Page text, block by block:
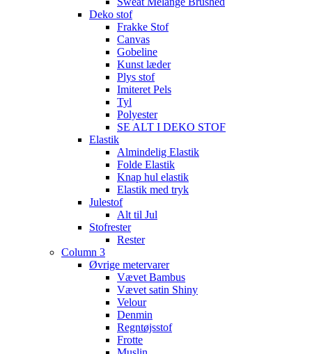
Deko stof
Frakke Stof
Canvas
Gobeline
Kunst læder
Plys stof
Imiteret Pels
Tyl
Polyester
SE ALT I DEKO STOF
Elastik
Almindelig Elastik
Folde Elastik
Knap hul elastik
Elastik med tryk
Julestof
Alt til Jul
Stofrester
Rester
Column 3
Øvrige metervarer
Vævet Bambus
Vævet satin Shiny
Velour
Denmin
Regntøjsstof
Frotte